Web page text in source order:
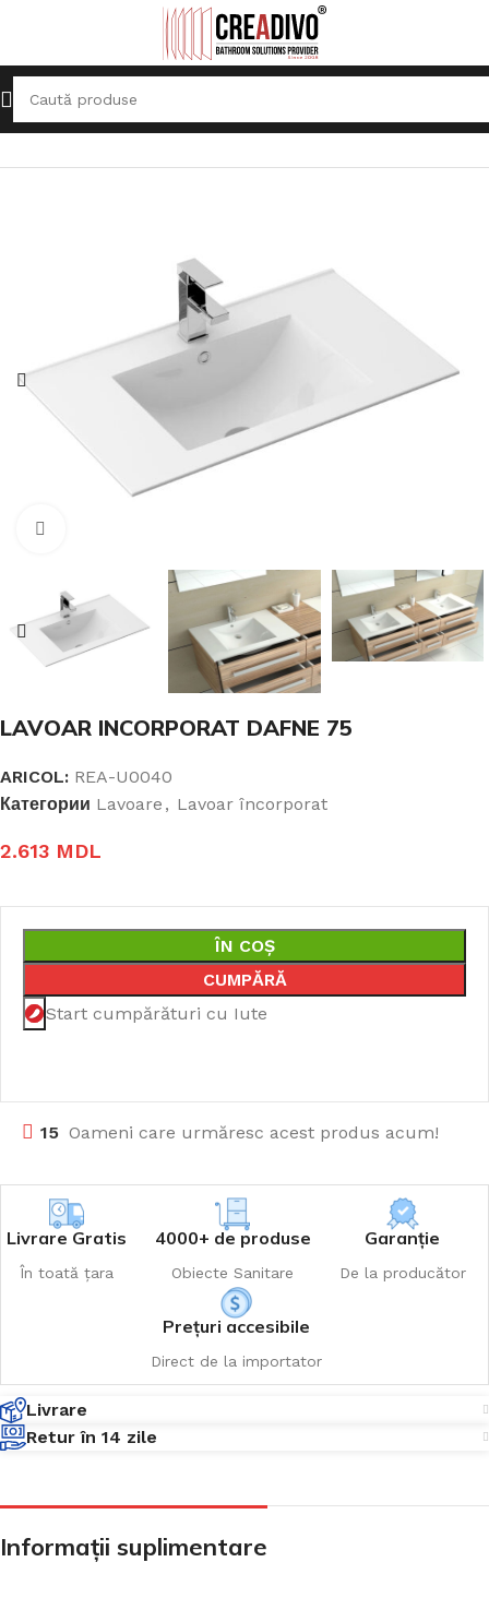
Prima pagină Lavoare Lavoar încorporat
LAVOAR INCORPORAT DAFNE 75
ARICOL: REA-U0040
Категории Lavoare , Lavoar încorporat
2.613 MDL
ÎN COȘ
CUMPĂRĂ
Start cumpărături cu Iute
15 Oameni care urmăresc acest produs acum!
Livrare Gratis
În toată țara
4000+ de produse
Obiecte Sanitare
Garanție
De la producător
Prețuri accesibile
Direct de la importator
Livrare
Retur în 14 zile
Informații suplimentare